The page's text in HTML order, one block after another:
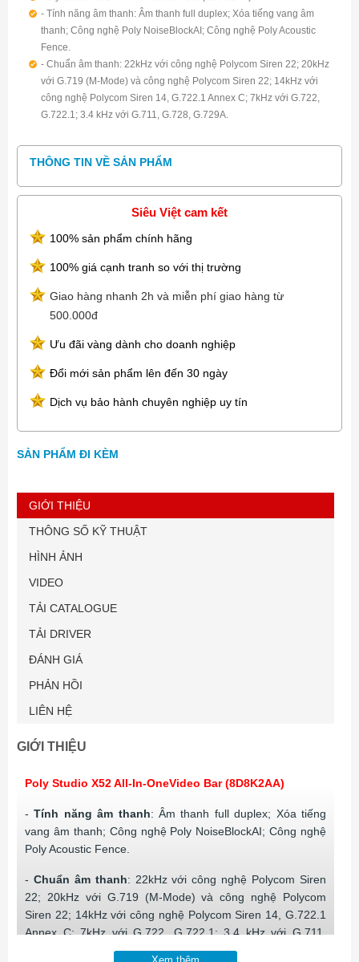
- Tính năng âm thanh: Âm thanh full duplex; Xóa tiếng vang âm
thanh; Công nghệ Poly NoiseBlockAI; Công nghệ Poly Acoustic
Fence.
- Chuẩn âm thanh: 22kHz với công nghệ Polycom Siren 22; 20kHz
với G.719 (M-Mode) và công nghệ Polycom Siren 22; 14kHz với
công nghệ Polycom Siren 14, G.722.1 Annex C; 7kHz với G.722,
G.722.1; 3.4 kHz với G.711, G.728, G.729A.
- Chuẩn video: H.264 AVC; H.264 High Profile; H.265; H.239.
THÔNG TIN VỀ SẢN PHẨM
Siêu Việt cam kết
100% sản phẩm chính hãng
100% giá cạnh tranh so với thị trường
Giao hàng nhanh 2h và miễn phí giao hàng từ
500.000đ
Ưu đãi vàng dành cho doanh nghiệp
Đổi mới sản phẩm lên đến 30 ngày
Dịch vụ bảo hành chuyên nghiệp uy tín
SẢN PHẨM ĐI KÈM
GIỚI THIỆU
THÔNG SỐ KỸ THUẬT
HÌNH ẢNH
VIDEO
TẢI CATALOGUE
TẢI DRIVER
ĐÁNH GIÁ
PHẢN HỒI
LIÊN HỆ
GIỚI THIỆU
Poly Studio X52 All-In-OneVideo Bar (8D8K2AA)
-Tính năng âm thanh: Âm thanh full duplex; Xóa tiếng
vang âm thanh; Công nghệ Poly NoiseBlockAI; Công nghệ
Poly Acoustic Fence.
- Chuẩn âm thanh: 22kHz với công nghệ Polycom Siren
22; 20kHz với G.719 (M-Mode) và công nghệ Polycom
Siren 22; 14kHz với công nghệ Polycom Siren 14, G.722.1
Annex C; 7kHz với G.722, G.722.1; 3.4 kHz với G.711,